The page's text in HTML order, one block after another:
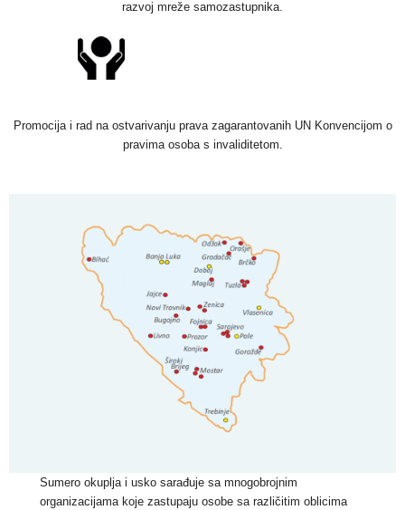
razvoj mreže samozastupnika.
Promocija i rad na ostvarivanju prava zagarantovanih UN Konvencijom o
pravima osoba s invaliditetom.
Sumero okuplja i usko sarađuje sa mnogobrojnim
organizacijama koje zastupaju osobe sa različitim oblicima